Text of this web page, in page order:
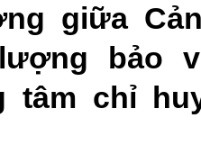
giữa
bảo
tâm chỉ